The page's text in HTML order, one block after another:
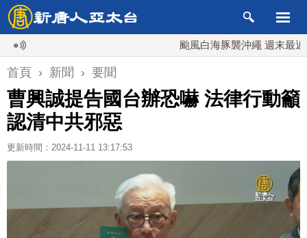
颱風白海豚襲沖繩 週末最近台灣
首頁 › 新聞 › 要聞
曹興誠提告國台辦恐嚇 法律行動籲
認清中共邪惡
更新時間：2024-11-11 13:17:53